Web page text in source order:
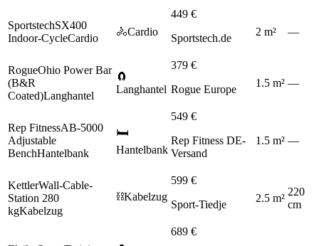
SportstechSX400
Indoor-CycleCardio
🚴Cardio
449 €
Sportstech.de
2 m² —
RogueOhio Power Bar
(B&R
Coated)Langhantel
🧲
Langhantel
379 €
Rogue Europe
1.5 m² —
Rep FitnessAB-5000
Adjustable
BenchHantelbank
🛏️
Hantelbank
549 €
Rep Fitness DE-
Versand
1.5 m² —
KettlerWall-Cable-
Station 280
kgKabelzug
⛓️Kabelzug
599 €
Sport-Tiedje
2.5 m²
220
cm
689 €